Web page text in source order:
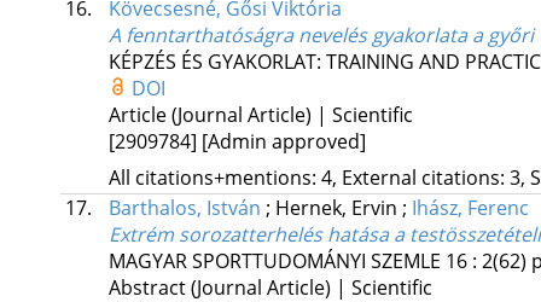
16.
Kövecsesné, Gősi Viktória
A fenntarthatóságra nevelés gyakorlata a
KÉPZÉS ÉS GYAKORLAT: TRAINING AND
DOI
Article (Journal Article) | Scientific
[2909784] [Admin approved]
All citations+mentions: 4, External citations: 3,
17.
Barthalos, István ; Hernek, Ervin ; Ihász, Ferenc
Extrém sorozatterhelés hatása a
MAGYAR SPORTTUDOMÁNYI SZEMLE 16: 2(62)
Abstract (Journal Article) | Scientific